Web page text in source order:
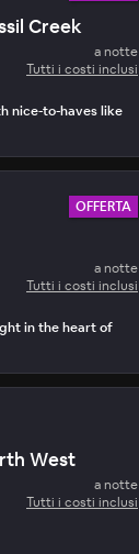
Creek
a notte
Tutti i costi inclusi
nice-to-haves like
OFFERTA
a notte
Tutti i costi inclusi
in the heart of
West
a notte
Tutti i costi inclusi